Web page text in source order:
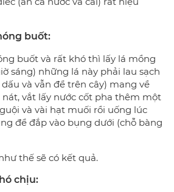
buốt:
buốt và rất khó thì lấy lá mồng
sáng) những lá này phải lau sạch
và vẫn để trên cây) mang về
nát, vắt lấy nước cốt pha thêm một
và vài hạt muối rồi uống lúc
để đắp vào bụng dưới (chỗ bàng
thế sẽ có kết quả.
chịu: